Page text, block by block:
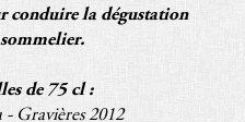
conduire la dégustation
de 75 cl :
Gravières 2012